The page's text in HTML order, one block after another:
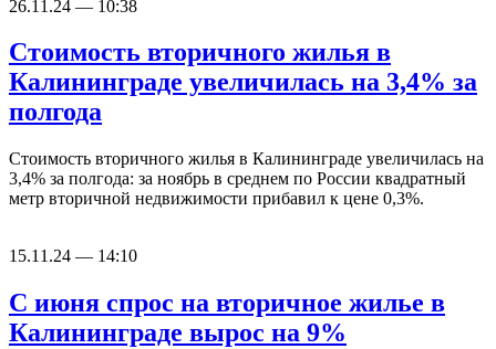
26.11.24 — 10:38
Стоимость вторичного жилья в
Калининграде увеличилась на 3,4% за
полгода
Стоимость вторичного жилья в Калининграде увеличилась на
3,4% за полгода: за ноябрь в среднем по России квадратный
метр вторичной недвижимости прибавил к цене 0,3%.
15.11.24 — 14:10
С июня спрос на вторичное жилье в
Калининграде вырос на 9%